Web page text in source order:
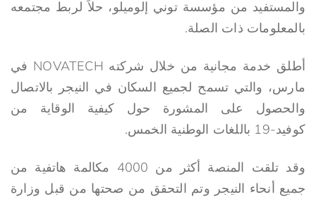
والمستفيد من مؤسسة توني إلوميلو، حلاً لربط مجتمعه
بالمعلومات ذات الصلة.
أطلق خدمة مجانية من خلال شركته NOVATECH في
مارس، والتي تسمح لجميع السكان في النيجر بالاتصال
والحصول على المشورة حول كيفية الوقاية من
كوفيد-19 باللغات الوطنية الخمس.
وقد تلقت المنصة أكثر من 4000 مكالمة هاتفية من
جميع أنحاء النيجر وتم التحقق من صحتها من قبل وزارة